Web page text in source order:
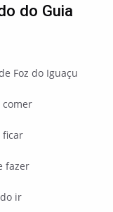
do Guia
Foz do Iguaçu
comer
ficar
fazer
ir